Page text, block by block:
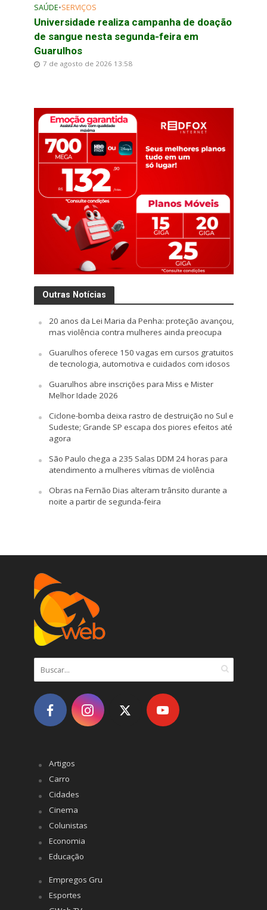
SAÚDE•SERVIÇOS
Universidade realiza campanha de doação
de sangue nesta segunda-feira em
Guarulhos
7 de agosto de 2026 13:58
Outras Notícias
20 anos da Lei Maria da Penha: proteção avançou,
mas violência contra mulheres ainda preocupa
Guarulhos oferece 150 vagas em cursos gratuitos
de tecnologia, automotiva e cuidados com idosos
Guarulhos abre inscrições para Miss e Mister
Melhor Idade 2026
Ciclone-bomba deixa rastro de destruição no Sul e
Sudeste; Grande SP escapa dos piores efeitos até
agora
São Paulo chega a 235 Salas DDM 24 horas para
atendimento a mulheres vítimas de violência
Obras na Fernão Dias alteram trânsito durante a
noite a partir de segunda-feira
Artigos
Carro
Cidades
Cinema
Colunistas
Economia
Educação
Empregos Gru
Esportes